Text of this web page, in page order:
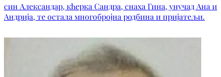
син Александар, кћерка Сандра, снаха Гина, унучад Ана и
Андрија, те остала многобројна родбина и пријатељи.